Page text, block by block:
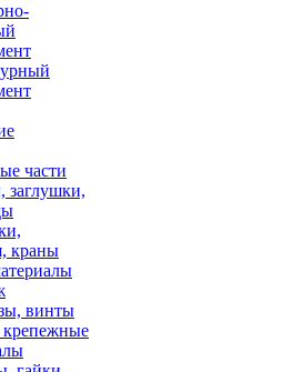
части
заглушки,
краны
винты